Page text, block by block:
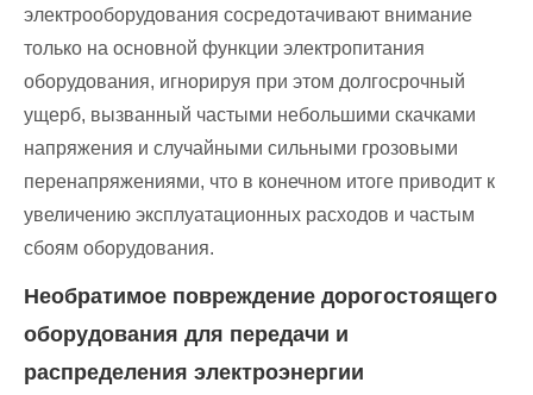
электрооборудования сосредотачивают внимание
только на основной функции электропитания
оборудования, игнорируя при этом долгосрочный
ущерб, вызванный частыми небольшими скачками
напряжения и случайными сильными грозовыми
перенапряжениями, что в конечном итоге приводит к
увеличению эксплуатационных расходов и частым
сбоям оборудования.
Необратимое повреждение дорогостоящего
оборудования для передачи и
распределения электроэнергии